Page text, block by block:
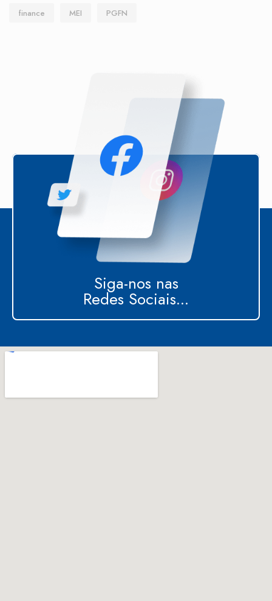
finance MEI PGFN
Siga-nos nas
Redes Sociais...